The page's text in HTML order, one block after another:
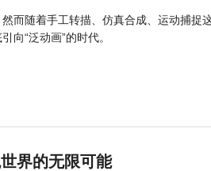
而随着手工转描、仿真合成、运动捕
向“泛动画”的时代。
界的无限可能